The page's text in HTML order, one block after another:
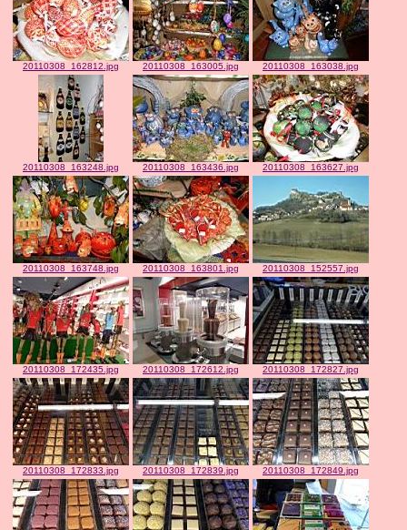
20110308_162812.jpg 20110308_163005.jpg 20110308_163038.jpg
20110308_163248.jpg 20110308_163436.jpg 20110308_163627.jpg
20110308_163748.jpg 20110308_163801.jpg 20110308_152557.jpg
20110308_172435.jpg 20110308_172612.jpg 20110308_172827.jpg
20110308_172833.jpg 20110308_172839.jpg 20110308_172849.jpg